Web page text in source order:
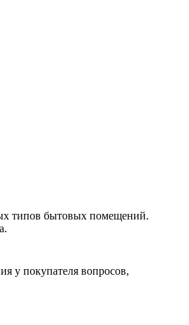
типов бытовых помещений.
у покупателя вопросов,